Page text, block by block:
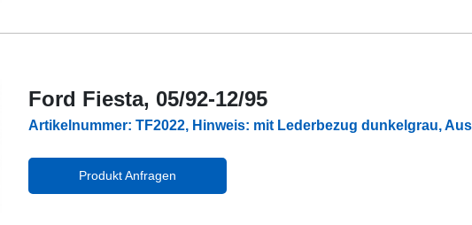
Ford Fiesta, 05/92-12/95
Artikelnummer: TF2022, Hinweis: mit Lederbezug dunkelgrau,
Produkt Anfragen